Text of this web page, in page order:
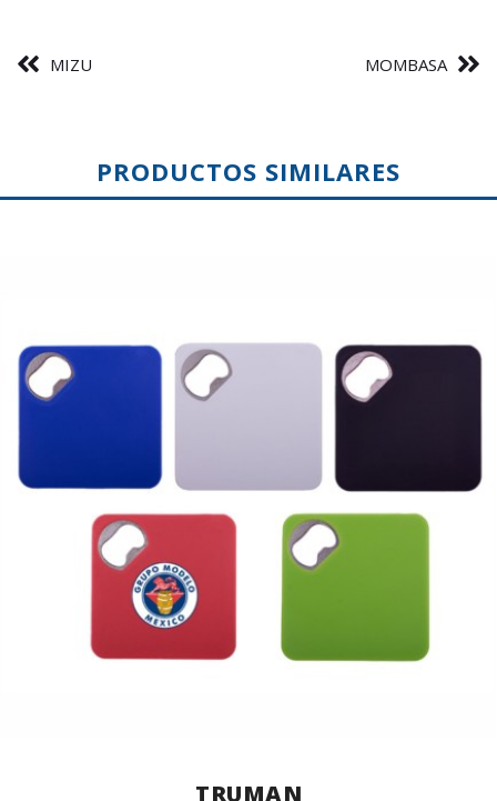
MIZU MOMBASA
PRODUCTOS SIMILARES
TRUMAN